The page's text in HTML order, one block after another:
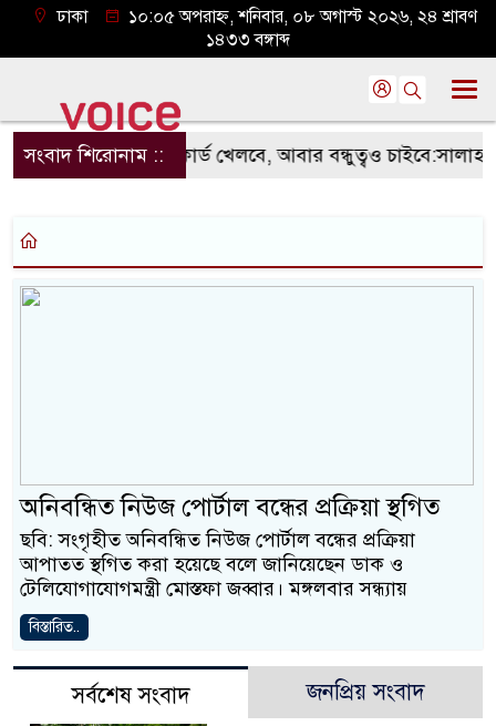
ঢাকা
১০:০৫ অপরাহ্ন, শনিবার, ০৮ অগাস্ট ২০২৬, ২৪ শ্রাবণ
১৪৩৩ বঙ্গাব্দ
সংবাদ শিরোনাম ::
ভারত হাসিনা কার্ড খেলবে, আবার বন্ধুত্বও
অনিবন্ধিত নিউজ পোর্টাল বন্ধের প্রক্রিয়া স্থগিত
ছবি: সংগৃহীত অনিবন্ধিত নিউজ পোর্টাল বন্ধের প্রক্রিয়া
আপাতত স্থগিত করা হয়েছে বলে জানিয়েছেন ডাক ও
টেলিযোগাযোগমন্ত্রী মোস্তফা জব্বার। মঙ্গলবার সন্ধ্যায়
বিস্তারিত..
সর্বশেষ সংবাদ জনপ্রিয় সংবাদ